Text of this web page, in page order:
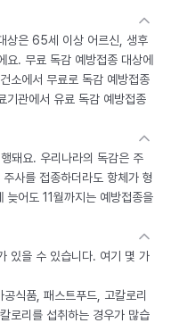
상은 65세 이상 어르신, 생후
. 무료 독감 예방접종 대상에
소에서 무료로 독감 예방접종
기관에서 유료 독감 예방접종
돼요. 우리나라의 독감은 주
사를 접종하더라도 항체가 형
어도 11월까지는 예방접종을
있을 수 있습니다. 여기 몇 가
식품, 패스트푸드, 고칼로리
로리를 섭취하는 경우가 많습